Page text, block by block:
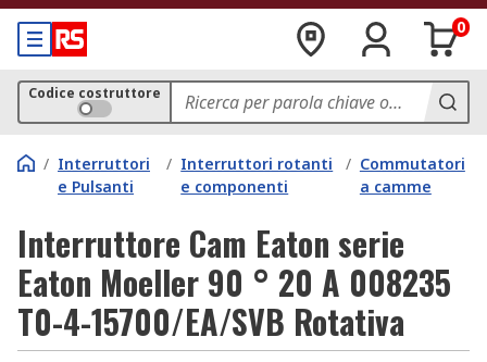
0
Codice costruttore
/ Interruttori
e Pulsanti
/ Interruttori rotanti
e componenti
/ Commutatori
a camme
Interruttore Cam Eaton serie
Eaton Moeller 90 ° 20 A 008235
T0-4-15700/EA/SVB Rotativa